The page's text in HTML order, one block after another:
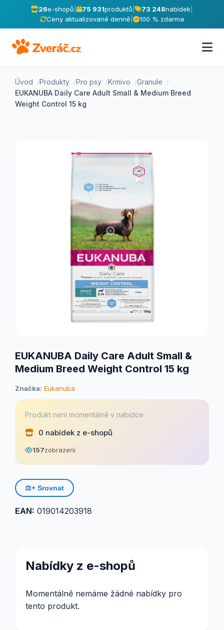
26e-shopů 75 931produktů 73 248nabídek
Ceny aktualizované denně
100 % zdarma
Úvod Produkty Pro psy Krmivo
Granule
EUKANUBA Daily Care Adult Small & Medium Breed
Weight Control 15 kg
EUKANUBA Daily Care Adult Small &
Medium Breed Weight Control 15 kg
Značka: Eukanuba
Produkt není momentálně v nabídce
0 nabídek z e-shopů
157zobrazení
⚖️+ Srovnat
EAN: 019014203918
Nabídky z e-shopů
Momentálně nemáme žádné nabídky pro
tento produkt.